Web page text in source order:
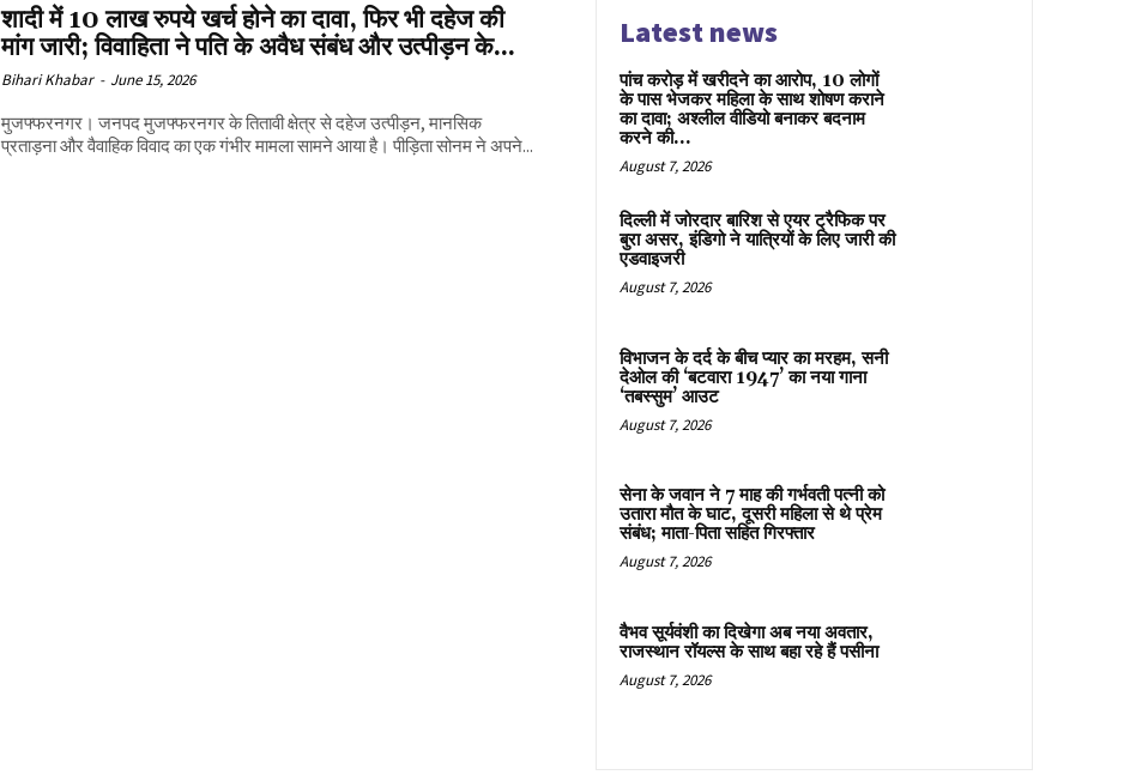
शादी में 10 लाख रुपये खर्च होने का दावा, फिर भी दहेज की
मांग जारी; विवाहिता ने पति के अवैध संबंध और उत्पीड़न के...
Bihari Khabar - June 15, 2026
मुजफ्फरनगर। जनपद मुजफ्फरनगर के तितावी क्षेत्र से दहेज उत्पीड़न, मानसिक
प्रताड़ना और वैवाहिक विवाद का एक गंभीर मामला सामने आया है। पीड़िता सोनम ने अपने...
Latest news
पांच करोड़ में खरीदने का आरोप, 10 लोगों
के पास भेजकर महिला के साथ शोषण कराने
का दावा; अश्लील वीडियो बनाकर बदनाम
करने की...
August 7, 2026
दिल्ली में जोरदार बारिश से एयर ट्रैफिक पर
बुरा असर, इंडिगो ने यात्रियों के लिए जारी की
एडवाइजरी
August 7, 2026
विभाजन के दर्द के बीच प्यार का मरहम, सनी
देओल की ‘बटवारा 1947’ का नया गाना
‘तबस्सुम’ आउट
August 7, 2026
सेना के जवान ने 7 माह की गर्भवती पत्नी को
उतारा मौत के घाट, दूसरी महिला से थे प्रेम
संबंध; माता-पिता सहित गिरफ्तार
August 7, 2026
वैभव सूर्यवंशी का दिखेगा अब नया अवतार,
राजस्थान रॉयल्स के साथ बहा रहे हैं पसीना
August 7, 2026